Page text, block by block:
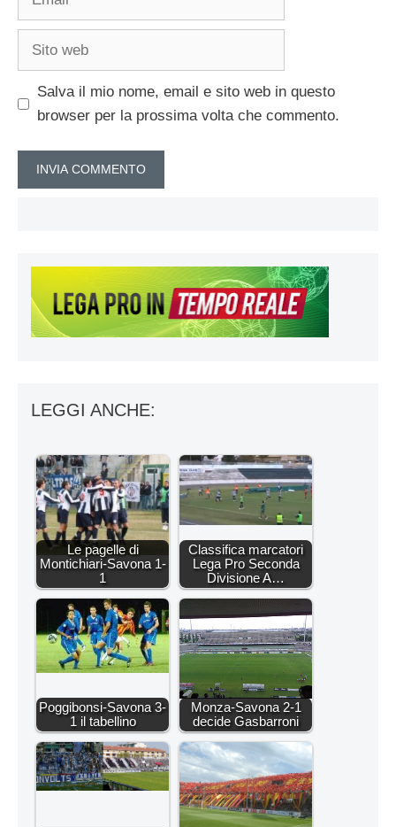
Sito
Salva il mio nome, email e sito web in questo
browser per la prossima volta che commento.
LEGGI ANCHE:
Le pagelle di
Montichiari-Savona 1-
1
Classifica marcatori
Lega Pro Seconda
Divisione A…
Poggibonsi-Savona 3-
1 il tabellino
Monza-Savona 2-1
decide Gasbarroni